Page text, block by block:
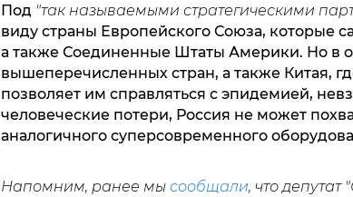
Под "так называемыми стратегическими
виду страны Европейского Союза, которые
а также Соединенные Штаты Америки. Но в
вышеперечисленных стран, а также Китая,
позволяет им справляться с эпидемией,
человеческие потери, Россия не может
аналогичного суперсовременного
Напомним, ранее мы сообщали, что